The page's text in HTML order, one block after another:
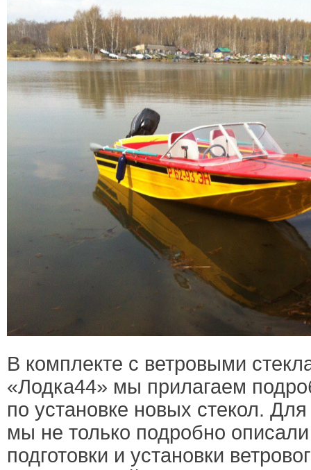
В комплекте с ветровыми
«Лодка44» мы прилагаем
по установке новых стекол.
мы не только подробно
подготовки и установки